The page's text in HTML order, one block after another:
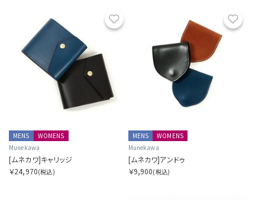
価格帯を指定する
サイズを指定する
お気に入り
MENS
WOMENS
Munekawa
[ムネカワ]キャリッジ
￥24,970(税込)
MENS
WOMENS
Munekawa
[ムネカワ]アンドゥ
￥9,900(税込)